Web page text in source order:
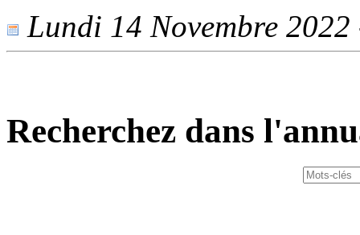
Lundi 14 Novembre 2022
Recherchez dans